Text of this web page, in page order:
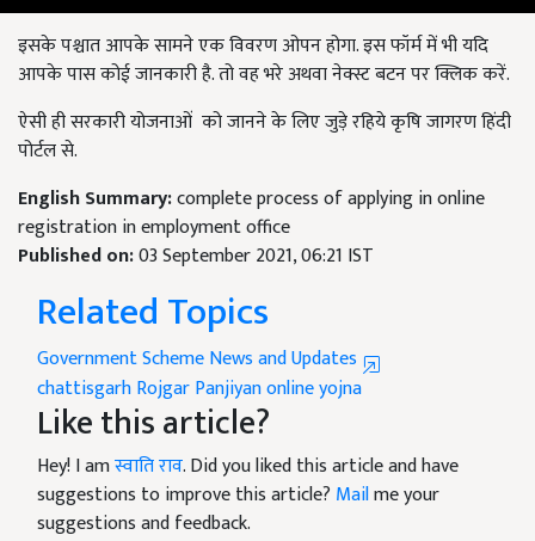
इसके पश्चात आपके सामने एक विवरण ओपन होगा. इस फॉर्म में भी यदि
आपके पास कोई जानकारी है. तो वह भरे अथवा नेक्स्ट बटन पर क्लिक करें.
ऐसी ही सरकारी योजनाओं को जानने के लिए जुड़े रहिये कृषि जागरण हिंदी
पोर्टल से.
English Summary:complete process of applying in online
registration in employment office
Published on:03 September 2021, 06:21 IST
Related Topics
Government Scheme News and Updates
chattisgarhRojgar Panjiyan online yojna
Like this article?
Hey! I amस्वाति राव. Did you liked this article and have
suggestions to improve this article? Mailme your
suggestions and feedback.